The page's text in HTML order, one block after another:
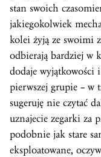
stan swoich
jakiegokolwiek
kolei żyją ze swoimi
odbierają bardziej w
dodaje wyjątkowości
pierwszej grupie – w
sugeruję nie czytać
uznajecie zegarki za
podobnie jak stare
eksploatowane,